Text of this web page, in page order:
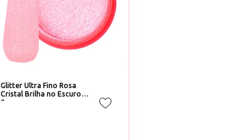
Glitter Ultra Fino Rosa
Cristal Brilha no Escuro
2g